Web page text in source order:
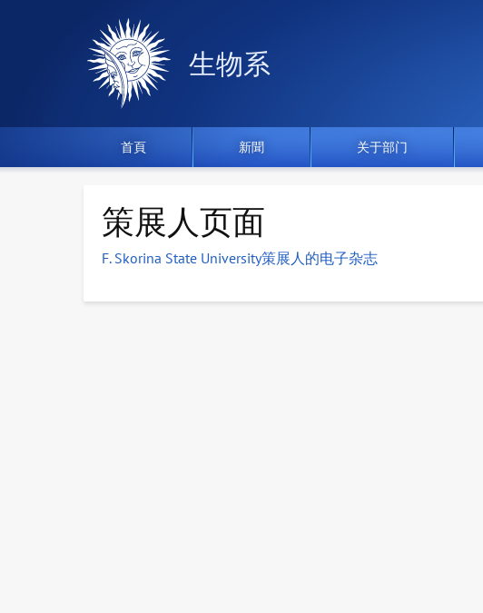
生物系
首頁 新聞 关于部门
策展人页面
F. Skorina State University策展人的电子杂志